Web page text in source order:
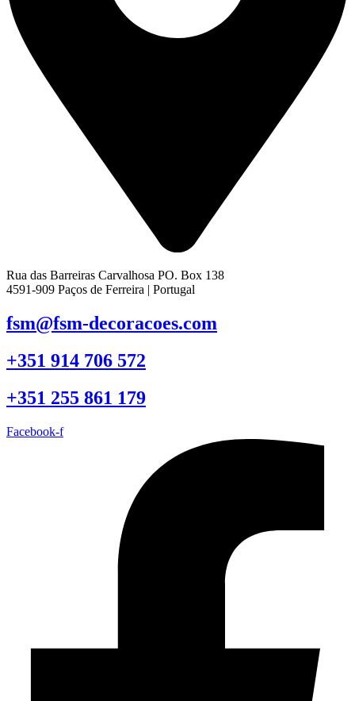
Rua das Barreiras Carvalhosa PO. Box 138
4591-909 Paços de Ferreira | Portugal
fsm@fsm-decoracoes.com
+351 914 706 572
+351 255 861 179
Facebook-f